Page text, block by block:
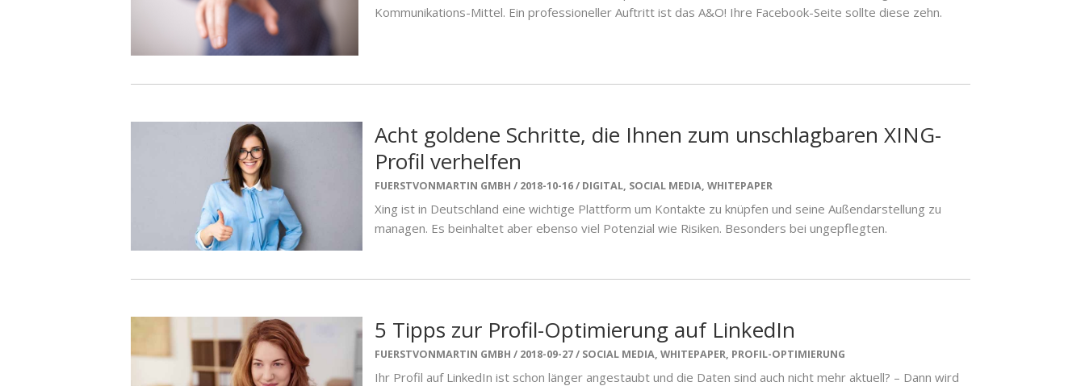
Kommunikations-Mittel. Ein professioneller Auftritt ist das A&O! Ihre Facebook-Seite sollte diese zehn.
Acht goldene Schritte, die Ihnen zum unschlagbaren XING-
Profil verhelfen
FUERSTVONMARTIN GMBH 2018-10-16 DIGITAL, SOCIAL MEDIA, WHITEPAPER
Xing ist in Deutschland eine wichtige Plattform um Kontakte zu knüpfen und seine Außendarstellung zu
managen. Es beinhaltet aber ebenso viel Potenzial wie Risiken. Besonders bei ungepflegten.
5 Tipps zur Profil-Optimierung auf LinkedIn
FUERSTVONMARTIN GMBH 2018-09-27 SOCIAL MEDIA, WHITEPAPER, PROFIL-OPTIMIERUNG
Ihr Profil auf LinkedIn ist schon länger angestaubt und die Daten sind auch nicht mehr aktuell? – Dann wird